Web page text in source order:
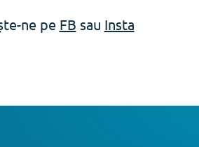
ne pe FB sau Insta